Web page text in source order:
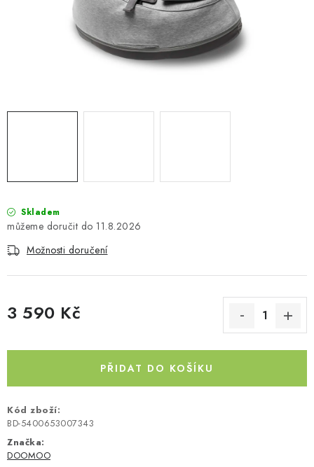
AUTOSTANY
DÁRKOVÉ POUKAZY
Napište nám
Reklamace
Obchodní podmínky
Skladem
11.8.2026
Možnosti doručení
3 590 Kč
PŘIDAT DO KOŠÍKU
Kód zboží:
BD-5400653007343
Značka:
DOOMOO